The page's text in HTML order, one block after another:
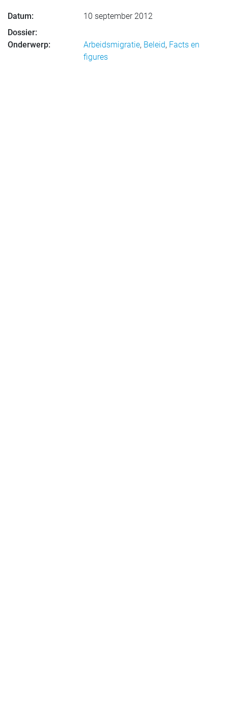
Datum:
10 september 2012
Dossier:
Onderwerp:
Arbeidsmigratie, Beleid, Facts en
figures